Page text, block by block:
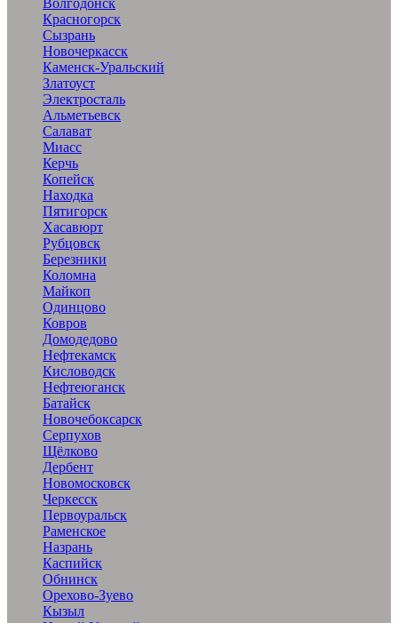
Волгодонск
Красногорск
Сызрань
Новочеркасск
Каменск-Уральский
Златоуст
Электросталь
Альметьевск
Салават
Миасс
Керчь
Копейск
Находка
Пятигорск
Хасавюрт
Рубцовск
Березники
Коломна
Майкоп
Одинцово
Ковров
Домодедово
Нефтекамск
Кисловодск
Нефтеюганск
Батайск
Новочебоксарск
Серпухов
Щёлково
Дербент
Новомосковск
Черкесск
Первоуральск
Раменское
Назрань
Каспийск
Обнинск
Орехово-Зуево
Кызыл